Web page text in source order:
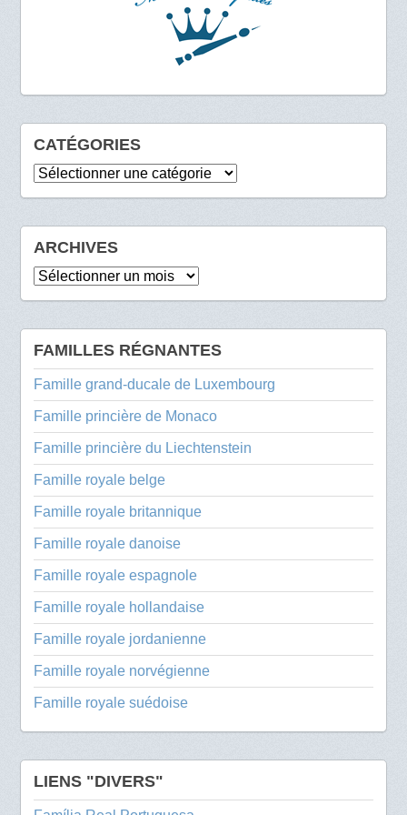
CATÉGORIES
Catégories
ARCHIVES
Archives
FAMILLES RÉGNANTES
Famille grand-ducale de Luxembourg
Famille princière de Monaco
Famille princière du Liechtenstein
Famille royale belge
Famille royale britannique
Famille royale danoise
Famille royale espagnole
Famille royale hollandaise
Famille royale jordanienne
Famille royale norvégienne
Famille royale suédoise
LIENS "DIVERS"